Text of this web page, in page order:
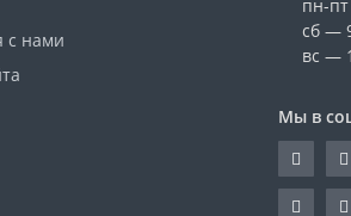
с нами
пн-
сб —
вс —
Мы в